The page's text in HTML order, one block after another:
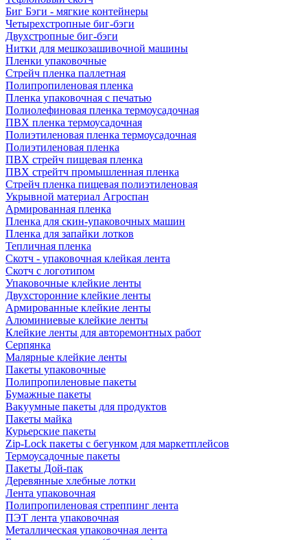
Биг Бэги - мягкие контейнеры
Четырехстропные биг-бэги
Двухстропные биг-бэги
Нитки для мешкозашивочной машины
Пленки упаковочные
Стрейч пленка паллетная
Полипропиленовая пленка
Пленка упаковочная с печатью
Полиолефиновая пленка термоусадочная
ПВХ пленка термоусадочная
Полиэтиленовая пленка термоусадочная
Полиэтиленовая пленка
ПВХ стрейч пищевая пленка
ПВХ стрейтч промышленная пленка
Стрейч пленка пищевая полиэтиленовая
Укрывной материал Агроспан
Армированная пленка
Пленка для скин-упаковочных машин
Пленка для запайки лотков
Тепличная пленка
Скотч - упаковочная клейкая лента
Скотч с логотипом
Упаковочные клейкие ленты
Двухсторонние клейкие ленты
Армированные клейкие ленты
Алюминиевые клейкие ленты
Клейкие ленты для авторемонтных работ
Серпянка
Малярные клейкие ленты
Пакеты упаковочные
Полипропиленовые пакеты
Бумажные пакеты
Вакуумные пакеты для продуктов
Пакеты майка
Курьерские пакеты
Zip-Lock пакеты с бегунком для маркетплейсов
Термоусадочные пакеты
Пакеты Дой-пак
Деревянные хлебные лотки
Лента упаковочная
Полипропиленовая стреппинг лента
ПЭТ лента упаковочная
Металлическая упаковочная лента